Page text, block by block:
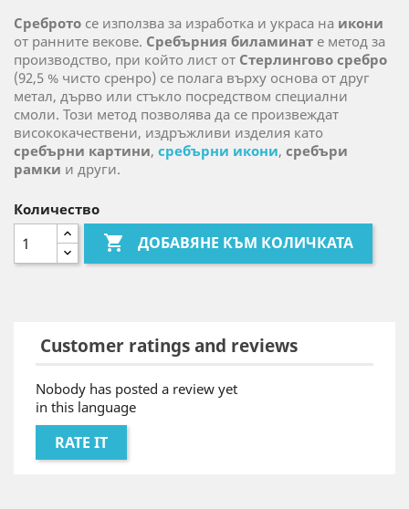
Среброто се използва за изработка и украса на икони
от ранните векове. Сребърния биламинат е метод за
производство, при който лист от Стерлингово сребро
(92,5 % чисто сренро) се полага върху основа от друг
метал, дърво или стъкло посредством специални
смоли. Този метод позволява да се произвеждат
висококачествени, издръжливи изделия като
сребърни картини, сребърни икони, сребъри
рамки и други.
Количество
 ДОБАВЯНЕ КЪМ КОЛИЧКАТА
Customer ratings and reviews
Nobody has posted a review yet
in this language
RATE IT